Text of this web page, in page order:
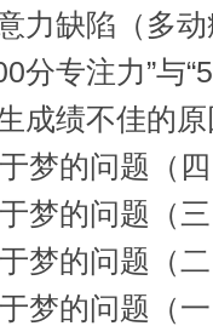
症）： 被忽视的导
分专注力”与
成绩不佳的原
梦的问题（
梦的问题（
梦的问题（
梦的问题（